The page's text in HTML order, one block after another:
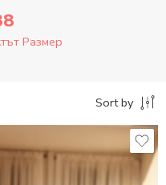
Размер
Sort by